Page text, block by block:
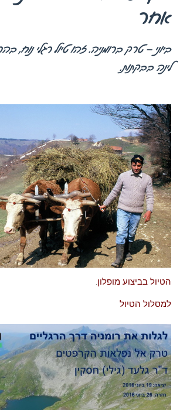
אחר
ביוני – טרק ברומניה. זהו טיול רגלי נוח,
לינה בבקתות.
הטיול בביצוע מופלון.
למסלול הטיול